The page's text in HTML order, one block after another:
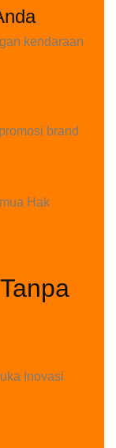
kendaraan
brand
Hak
Inovasi